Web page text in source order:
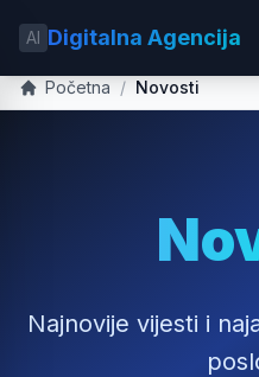
AI Digitalna Agencija
Početna / Novosti
Najnovije vijesti i